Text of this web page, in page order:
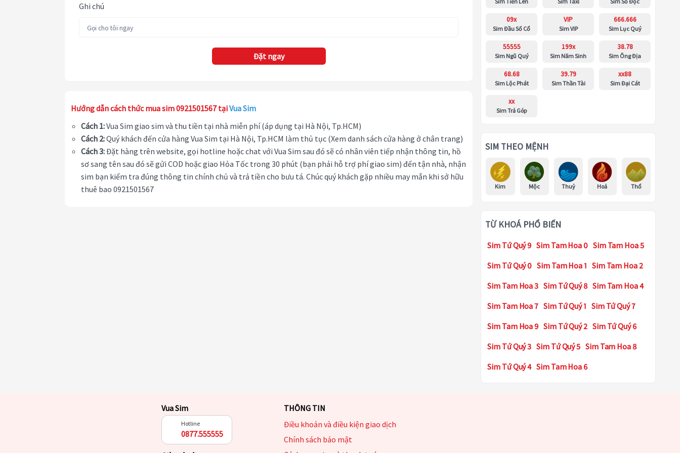
Ghi chú
Đặt ngay
Hướng dẫn cách thức mua sim 0921501567 tạiVua Sim
Cách 1:Vua Sim giao sim và thu tiền tại nhà miễn phí (áp dụng tại Hà Nội, Tp.HCM)
Cách 2:Quý khách đến cửa hàng Vua Sim tại Hà Nội, Tp.HCM làm thủ tục (Xem danh sách cửa hàng ở chân trang)
Cách 3:Đặt hàng trên website, gọi hotline hoặc chat với Vua Sim sau đó sẽ có nhân viên tiếp nhận thông tin, hồ
sơ sang tên sau đó sẽ gửi COD hoặc giao Hỏa Tốc trong 30 phút (bạn phải hỗ trợ phí giao sim) đến tận nhà, nhận
sim bạn kiểm tra đúng thông tin chính chủ và trả tiền cho bưu tá. Chúc quý khách gặp nhiều may mắn khi sở hữu
thuê bao 0921501567
09x
Sim Đầu Số Cổ
VIP
Sim VIP
666.666
Sim Lục Quý
55555
Sim Ngũ Quý
199x
Sim Năm Sinh
38.78
Sim Ông Địa
68.68
Sim Lộc Phát
39.79
Sim Thần Tài
xx88
Sim Đại Cát
xx
Sim Trả Góp
SIM THEO MỆNH
Kim Mộc Thuỷ Hoả Thổ
TỪ KHOÁ PHỔ BIẾN
Sim Tứ Quý 9 Sim Tam Hoa 0 Sim Tam Hoa 5
Sim Tứ Quý 0 Sim Tam Hoa 1 Sim Tam Hoa 2
Sim Tam Hoa 3 Sim Tứ Quý 8 Sim Tam Hoa 4
Sim Tam Hoa 7 Sim Tứ Quý 1 Sim Tứ Quý 7
Sim Tam Hoa 9 Sim Tứ Quý 2 Sim Tứ Quý 6
Sim Tứ Quý 3 Sim Tứ Quý 5 Sim Tam Hoa 8
Sim Tứ Quý 4 Sim Tam Hoa 6
Vua Sim
Hotline
0877.555555
THÔNG TIN
Điều khoản và điều kiện giao dịch
Chính sách bảo mật